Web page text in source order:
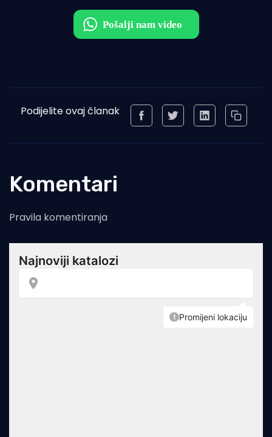
Podijelite ovaj članak
Komentari
Pravila komentiranja